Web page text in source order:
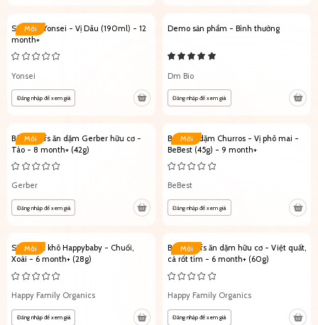
Mới
Sữa tươi Yonsei - Vị Dâu (190ml) - 12
month+
Yonsei
Đăng nhập để xem giá
Demo sản phẩm - Bình thường
Dm Bio
Đăng nhập để xem giá
Mới
Bánh Puffs ăn dặm Gerber hữu cơ -
Táo - 8 month+ (42g)
Gerber
Đăng nhập để xem giá
Mới
Bánh ăn dặm Churros - Vị phô mai -
BeBest (45g) - 9 month+
BeBest
Đăng nhập để xem giá
Mới
Sữa chua khô Happybaby - Chuối,
Xoài - 6 month+ (28g)
Happy Family Organics
Đăng nhập để xem giá
Mới
Bánh Puffs ăn dặm hữu cơ - Việt quất,
cà rốt tím - 6 month+ (60g)
Happy Family Organics
Đăng nhập để xem giá